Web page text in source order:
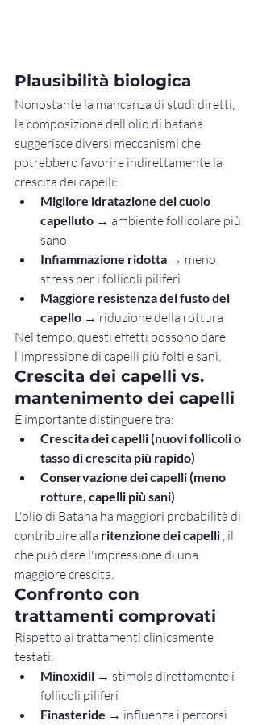
Plausibilità biologica
Nonostante la mancanza di studi diretti,
la composizione dell'olio di batana
suggerisce diversi meccanismi che
potrebbero favorire indirettamente la
crescita dei capelli:
Migliore idratazione del cuoio
capelluto → ambiente follicolare più
sano
Infiammazione ridotta → meno
stress per i follicoli piliferi
Maggiore resistenza del fusto del
capello → riduzione della rottura
Nel tempo, questi effetti possono dare
l'impressione di capelli più folti e sani.
Crescita dei capelli vs.
mantenimento dei capelli
È importante distinguere tra:
Crescita dei capelli (nuovi follicoli o
tasso di crescita più rapido)
Conservazione dei capelli (meno
rotture, capelli più sani)
L'olio di Batana ha maggiori probabilità di
contribuire alla ritenzione dei capelli , il
che può dare l'impressione di una
maggiore crescita.
Confronto con
trattamenti comprovati
Rispetto ai trattamenti clinicamente
testati:
Minoxidil → stimola direttamente i
follicoli piliferi
Finasteride → influenza i percorsi